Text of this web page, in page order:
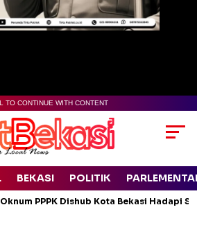
TO CONTINUE WITH CONTENT
BEKASI POLITIK
PPPK Dishub Kota Bekasi Hadapi